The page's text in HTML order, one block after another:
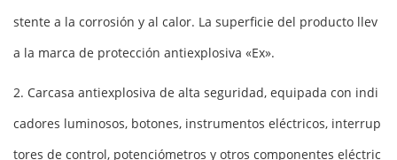
stente a la corrosión y al calor. La superficie del producto llev
a la marca de protección antiexplosiva «Ex».
2. Carcasa antiexplosiva de alta seguridad, equipada con indi
cadores luminosos, botones, instrumentos eléctricos, interrup
tores de control, potenciómetros y otros componentes eléctric